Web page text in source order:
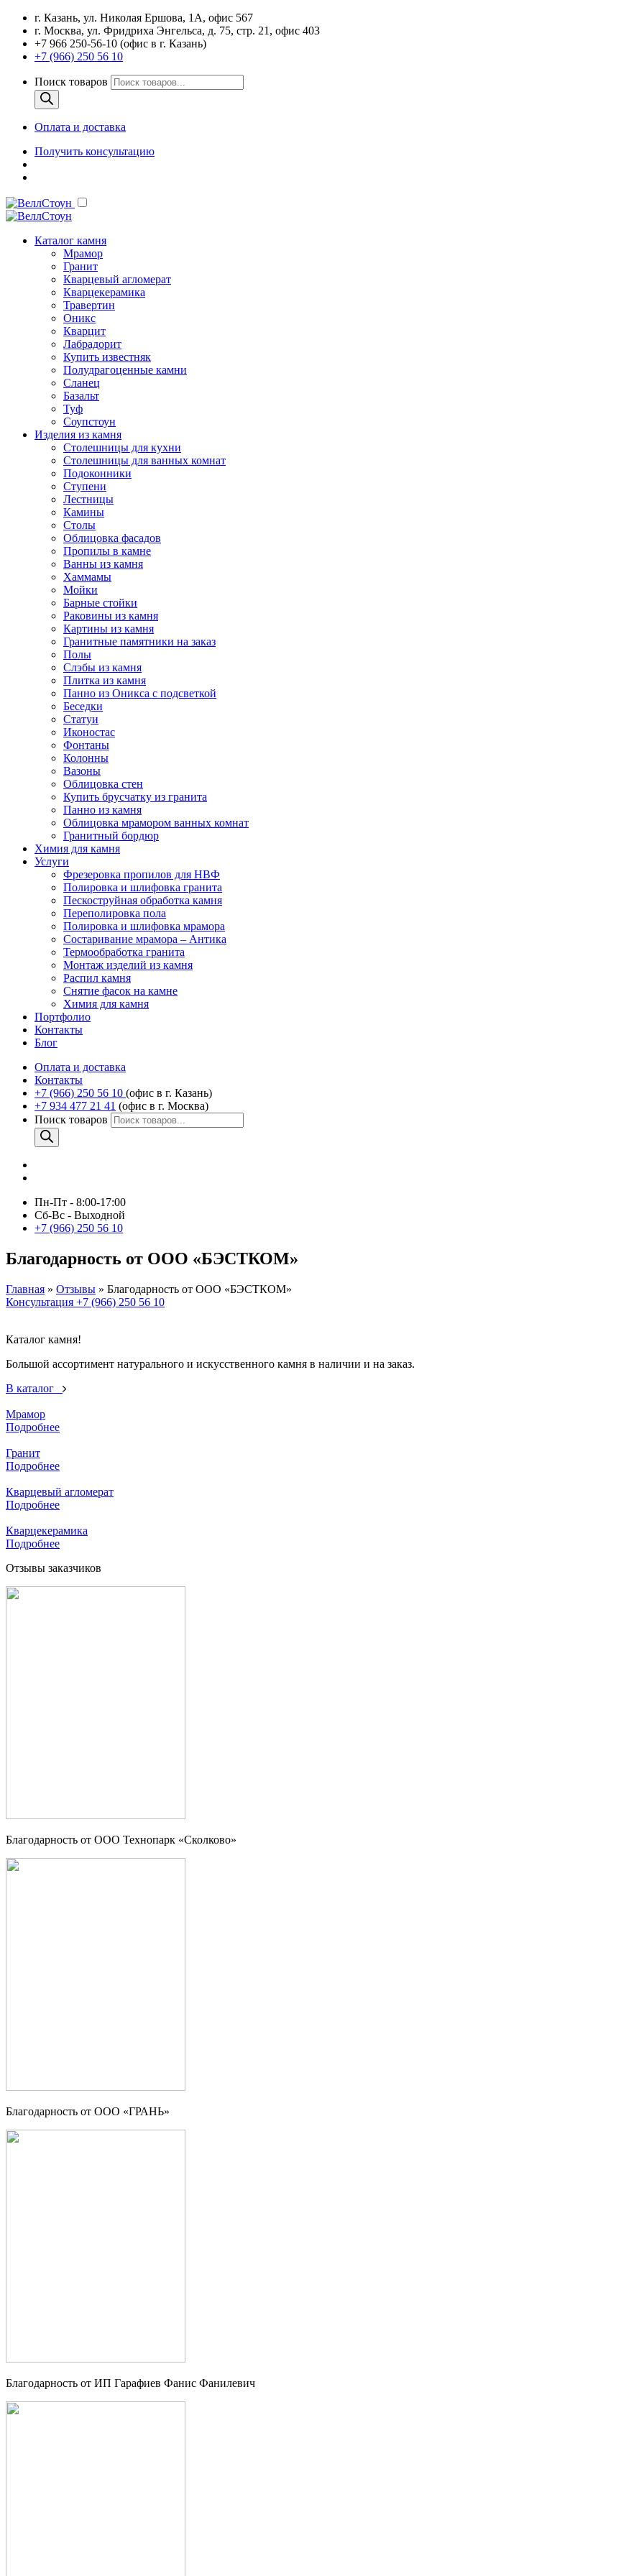
г. Казань, ул. Николая Ершова, 1А, офис 567
г. Москва, ул. Фридриха Энгельса, д. 75, стр. 21, офис 403
+7 966 250-56-10 (офис в г. Казань)
+7 (966) 250 56 10
Поиск товаров
Оплата и доставка
Получить консультацию
Каталог камня
Мрамор
Гранит
Кварцевый агломерат
Кварцекерамика
Травертин
Оникс
Кварцит
Лабрадорит
Купить известняк
Полудрагоценные камни
Сланец
Базальт
Туф
Соупстоун
Изделия из камня
Столешницы для кухни
Столешницы для ванных комнат
Подоконники
Ступени
Лестницы
Камины
Столы
Облицовка фасадов
Пропилы в камне
Ванны из камня
Хаммамы
Мойки
Барные стойки
Раковины из камня
Картины из камня
Гранитные памятники на заказ
Полы
Слэбы из камня
Плитка из камня
Панно из Оникса с подсветкой
Беседки
Статуи
Иконостас
Фонтаны
Колонны
Вазоны
Облицовка стен
Купить брусчатку из гранита
Панно из камня
Облицовка мрамором ванных комнат
Гранитный бордюр
Химия для камня
Услуги
Фрезеровка пропилов для НВФ
Полировка и шлифовка гранита
Пескоструйная обработка камня
Переполировка пола
Полировка и шлифовка мрамора
Состаривание мрамора – Антика
Термообработка гранита
Монтаж изделий из камня
Распил камня
Снятие фасок на камне
Химия для камня
Портфолио
Контакты
Блог
Оплата и доставка
Контакты
+7 (966) 250 56 10 (офис в г. Казань)
+7 934 477 21 41 (офис в г. Москва)
Поиск товаров
Пн-Пт - 8:00-17:00
Сб-Вс - Выходной
+7 (966) 250 56 10
Благодарность от ООО «БЭСТКОМ»
Главная » Отзывы » Благодарность от ООО «БЭСТКОМ»
Консультация +7 (966) 250 56 10
Каталог камня!
Большой ассортимент натурального и искусственного камня в наличии и на заказ.
В каталог
Мрамор
Подробнее
Гранит
Подробнее
Кварцевый агломерат
Подробнее
Кварцекерамика
Подробнее
Отзывы заказчиков
Благодарность от OOO Технопарк «Сколково»
Благодарность от OOO «ГРАНЬ»
Благодарность от ИП Гарафиев Фанис Фанилевич